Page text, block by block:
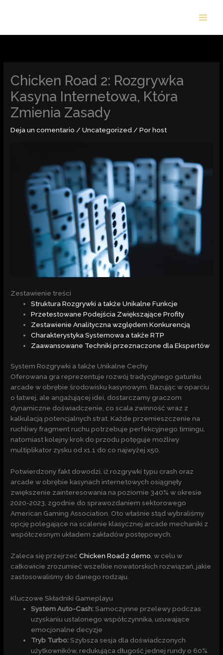
Chicken Road 2: Rozgrywka
Kasyna Internetowa, Która
Zmienia Zasady
Deja un comentario /Uncategorized/ Porhost
Zestawienie treści
Struktura Rozgrywki a także Unikalne Funkcje
Przetestowane Podejścia Zwiększające Profity
Zestawienie Analityczna względem Konkurencją
Charakterystyka Systemowa a także RTP
Zaawansowane Techniki przeznaczone dla Ekspertów
System Rozgrywki a także Unikalne Cechy
Oferowana gra reprezentuje rozwój tradycyjnego gatunku
arcade w obrębie środowisku kasynowym. Bazując w oparciu
o łatwej, ale angażującej idei, dostarczamy graczom
dynamiczne doświadczenie, co scala zwinność wraz z
kalkulacją potencjalnych strat. Każde przemieszczenie na
ruchliwy fragment ruchu potrzebuje perfekcyjnego timingu,
natomiast kolejny krok do przodu potęguje możliwy
multiplikator zysku od x1.1 do co najwyżej x50.
Potwierdzony fakt dowodzi, iż rozgrywki typu crash oraz
arcade w obrębie kasynach internetowych osiągnęły
zwiększenie zainteresowania na poziomie 340% w okresie
2020-2023, zgodnie do sprawozdaniem sektorowego
American Gaming Association. Oto właśnie stąd wybraliśmy
opcję polegające na scalenie klasycznej arcade mechaniki z
współczesnym układem zakładów postępowych.
Zaleca się przejrzećChicken Road 2 demo , w celu w
całkowicie zrozumieć wszelkie nowatorskich rozwiązań, jakie
zastosowaliśmy do danego rodzaju.
Kluczowe Składniki Gameplayu
System Auto-Cash:Samoczynne przelewy podczas
uzyskaniu ustalonego współczynnika, usuwające
emocjonalne decyzje
Tryb Turbo:Szybsza sesja dla doświadczonych
użytkowników, redukująca długość jednej rundy o 60%